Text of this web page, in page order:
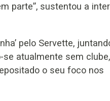
parte”, sustentou a
pelo Servette,
atualmente sem
o seu foco nos